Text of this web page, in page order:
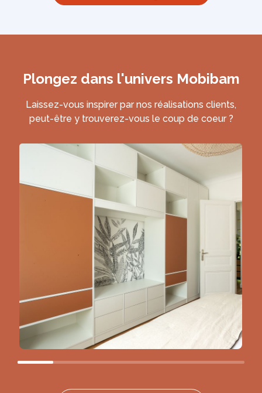
Plongez dans l'univers Mobibam
Laissez-vous inspirer par nos réalisations clients,
peut-être y trouverez-vous le coup de coeur ?